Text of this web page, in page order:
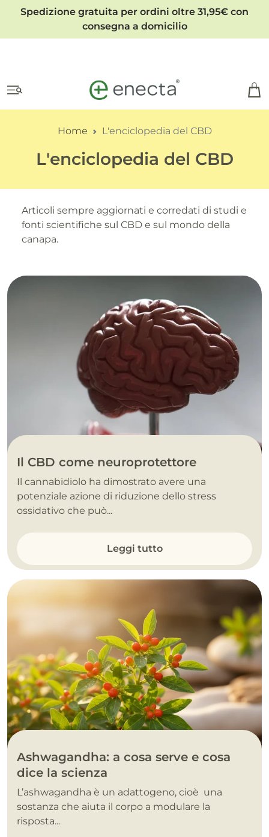
Spedizione gratuita per ordini oltre 31,95€ con
consegna a domicilio
Home L'enciclopedia del CBD
L'enciclopedia del CBD
Articoli sempre aggiornati e corredati di studi e
fonti scientifiche sul CBD e sul mondo della
canapa.
Il CBD come neuroprotettore
Il cannabidiolo ha dimostrato avere una
potenziale azione di riduzione dello stress
ossidativo che può...
Leggi tutto
Ashwagandha: a cosa serve e cosa
dice la scienza
L’ashwagandha è un adattogeno, cioè una
sostanza che aiuta il corpo a modulare la
risposta...